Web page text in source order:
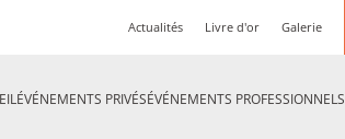
Actualités Livre d'or Galerie
ÉVÉNEMENTS PRIVÉSÉVÉNEMENTS PROFESSIONNELS